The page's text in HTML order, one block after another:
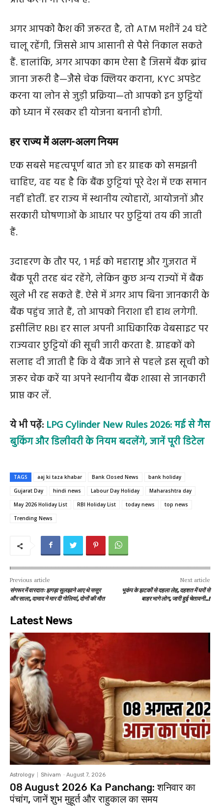
अगर आपको कैश की जरूरत है, तो ATM मशीनें 24 घंटे
चालू रहेंगी, जिससे आप आसानी से पैसे निकाल सकते
हैं. हालांकि, अगर आपका काम ऐसा है जिसमें बैंक ब्रांच
जाना जरूरी है—जैसे चेक क्लियर कराना, KYC अपडेट
करना या लोन से जुड़ी प्रक्रिया—तो आपको इन छुट्टियों
को ध्यान में रखकर ही योजना बनानी होगी.
हर राज्य में अलग-अलग नियम
एक सबसे महत्वपूर्ण बात जो हर ग्राहक को समझनी
चाहिए, वह यह है कि बैंक छुट्टियां पूरे देश में एक समान
नहीं होतीं. हर राज्य में स्थानीय त्योहारों, आयोजनों और
सरकारी घोषणाओं के आधार पर छुट्टियां तय की जाती
हैं.
उदाहरण के तौर पर, 1 मई को महाराष्ट्र और गुजरात में
बैंक पूरी तरह बंद रहेंगे, लेकिन कुछ अन्य राज्यों में बैंक
खुले भी रह सकते हैं. ऐसे में अगर आप बिना जानकारी के
बैंक पहुंच जाते हैं, तो आपको निराशा ही हाथ लगेगी.
इसीलिए RBI हर साल अपनी आधिकारिक वेबसाइट पर
राज्यवार छुट्टियों की सूची जारी करता है. ग्राहकों को
सलाह दी जाती है कि वे बैंक जाने से पहले इस सूची को
जरूर चेक करें या अपने स्थानीय बैंक शाखा से जानकारी
प्राप्त कर लें.
ये भी पढ़ें: LPG Cylinder New Rules 2026: मई से गैस
बुकिंग और डिलीवरी के नियम बदलेंगे, जानें पूरी डिटेल
TAGS aaj ki taza khabar Bank Closed News
bank holiday
Gujarat Day
hindi news Labour Day Holiday
Maharashtra day
May 2026 Holiday List
RBI Holiday List today news
top news
Trending News
Previous article
संगरूर में वारदातः झगड़ा सुलझाने आए थे ससुर
और साला, दामाद ने मार दी गोलियां, दोनों की मौत
Next article
भूकंप के झटकों से दहला लेह, दहशत में घरों से
बाहर भागे लोग, जारी हुई चेतावनी..!
Latest News
Astrology Shivam - August 7, 2026
08 August 2026 Ka Panchang: शनिवार का
पंचांग, जानें शुभ मुहूर्त और राहुकाल का समय